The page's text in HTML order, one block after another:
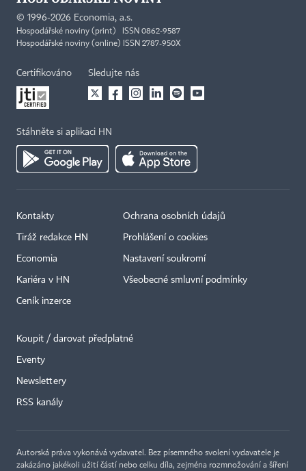
© 1996-2026 Economia, a.s.
Hospodářské noviny (print) ISSN 0862-9587
Hospodářské noviny (online) ISSN 2787-950X
Certifikováno Sledujte nás
Stáhněte si aplikaci HN
Kontakty
Tiráž redakce HN
Economia
Kariéra v HN
Ceník inzerce
Ochrana osobních údajů
Prohlášení o cookies
Nastavení soukromí
Všeobecné smluvní podmínky
Koupit / darovat předplatné
Eventy
Newslettery
RSS kanály
Autorská práva vykonává vydavatel. Bez písemného svolení vydavatele je
zakázáno jakékoli užití částí nebo celku díla, zejména rozmnožování a šíření